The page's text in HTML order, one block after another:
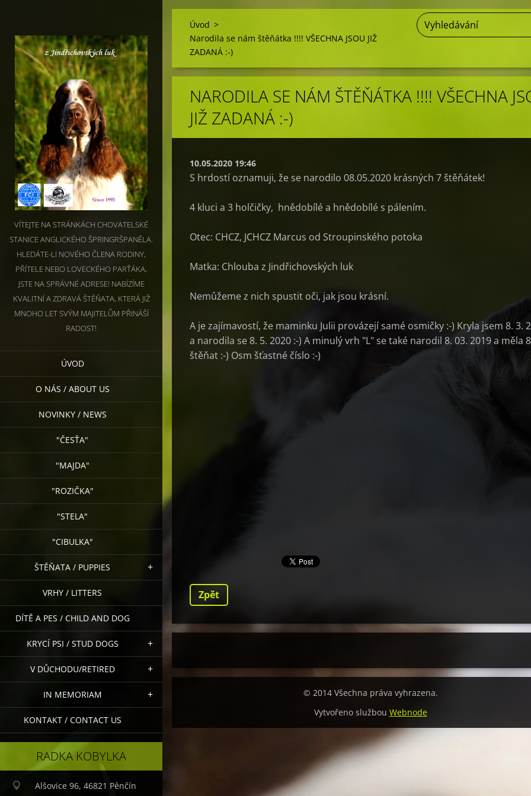
VÍTEJTE NA STRÁNKÁCH CHOVATELSKÉ
STANICE ANGLICKÉHO ŠPRINGRŠPANĚLA.
HLEDÁTE-LI NOVÉHO ČLENA RODINY,
PŘÍTELE NEBO LOVECKÉHO PARŤÁKA,
JSTE NA SPRÁVNÉ ADRESE! NABÍZÍME
KVALITNÍ A ZDRAVÁ ŠTĚŇATA, KTERÁ JIŽ
MNOHO LET SVÝM MAJITELŮM PŘINÁŠÍ
RADOST!
ÚVOD
O NÁS / ABOUT US
NOVINKY / NEWS
"ČESŤA"
"MAJDA"
"ROZIČKA"
"STELA"
"CIBULKA"
ŠTĚŇATA / PUPPIES
VRHY / LITTERS
DÍTĚ A PES / CHILD AND DOG
KRYCÍ PSI / STUD DOGS
V DŮCHODU/RETIRED
IN MEMORIAM
KONTAKT / CONTACT US
RADKA KOBYLKA
Alšovice 96, 46821 Pěnčín
Úvod >
Narodila se nám štěňátka !!!! VŠECHNA JSOU JIŽ
ZADANÁ :-)
NARODILA SE NÁM ŠTĚŇÁTKA !!!! VŠECHNA
JIŽ ZADANÁ :-)
10.05.2020 19:46
S hrdostí oznamuji, že se narodilo 08.05.2020 krásných 7 štěňátek!
4 kluci a 3 holčičky, hnědobílé a hnědobílé s pálením.
Otec: CHCZ, JCHCZ Marcus od Stroupinského potoka
Matka: Chlouba z Jindřichovských luk
Nemůžeme z nich spustit oči, jak jsou krásní.
A je zajímavostí, že maminku Julii provázejí samé osmičky :-) Kryla jsem 8. 3.
a narodila se 8. 5. 2020 :-) A minulý vrh "L" se také narodil 8. 03. 2019 a měla 8
štěňat :-) Osm šťastné číslo :-)
Zpět
© 2014 Všechna práva vyhrazena.
Vytvořeno službou Webnode